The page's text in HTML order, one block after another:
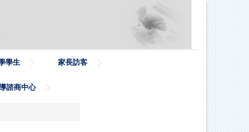
學生 家長訪客
諮商中心